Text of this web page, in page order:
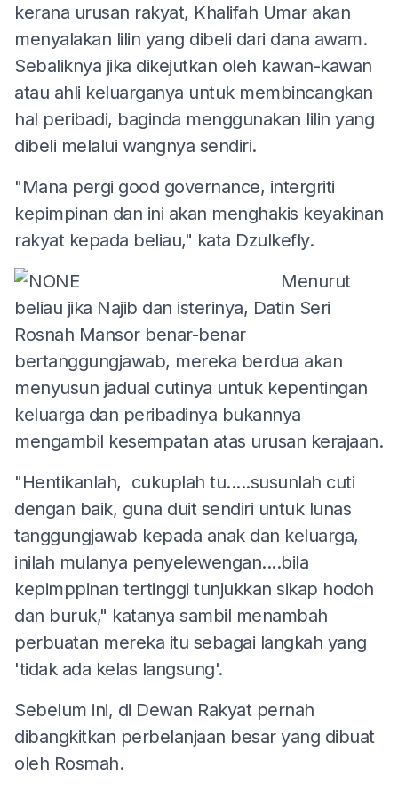
kerana urusan rakyat, Khalifah Umar akan
menyalakan lilin yang dibeli dari dana awam.
Sebaliknya jika dikejutkan oleh kawan-kawan
atau ahli keluarganya untuk membincangkan
hal peribadi, baginda menggunakan lilin yang
dibeli melalui wangnya sendiri.
"Mana pergi good governance, intergriti
kepimpinan dan ini akan menghakis keyakinan
rakyat kepada beliau," kata Dzulkefly.
Menurut
beliau jika Najib dan isterinya, Datin Seri
Rosnah Mansor benar-benar
bertanggungjawab, mereka berdua akan
menyusun jadual cutinya untuk kepentingan
keluarga dan peribadinya bukannya
mengambil kesempatan atas urusan kerajaan.
"Hentikanlah, cukuplah tu.....susunlah cuti
dengan baik, guna duit sendiri untuk lunas
tanggungjawab kepada anak dan keluarga,
inilah mulanya penyelewengan....bila
kepimppinan tertinggi tunjukkan sikap hodoh
dan buruk," katanya sambil menambah
perbuatan mereka itu sebagai langkah yang
'tidak ada kelas langsung'.
Sebelum ini, di Dewan Rakyat pernah
dibangkitkan perbelanjaan besar yang dibuat
oleh Rosmah.